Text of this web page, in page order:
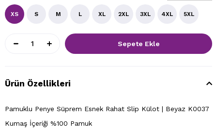
XS S M L XL 2XL 3XL 4XL 5XL
Ürün Özellikleri
Pamuklu Penye Süprem Esnek Rahat Slip Külot | Beyaz K0037
Kumaş İçeriği %100 Pamuk